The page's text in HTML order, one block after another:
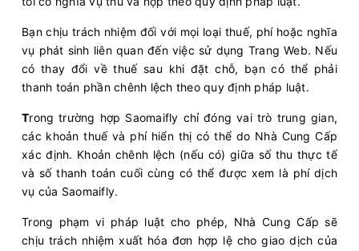
Bạn chịu trách nhiệm đối với mọi loại thuế, phí hoặc nghĩa
vụ phát sinh liên quan đến việc sử dụng Trang Web. Nếu
có thay đổi về thuế sau khi đặt chỗ, bạn có thể phải
thanh toán phần chênh lệch theo quy định pháp luật.
Trong trường hợp Saomaifly chỉ đóng vai trò trung gian,
các khoản thuế và phí hiển thị có thể do Nhà Cung Cấp
xác định. Khoản chênh lệch (nếu có) giữa số thu thực tế
và số thanh toán cuối cùng có thể được xem là phí dịch
vụ của Saomaifly.
Trong phạm vi pháp luật cho phép, Nhà Cung Cấp sẽ
chịu trách nhiệm xuất hóa đơn hợp lệ cho giao dịch của